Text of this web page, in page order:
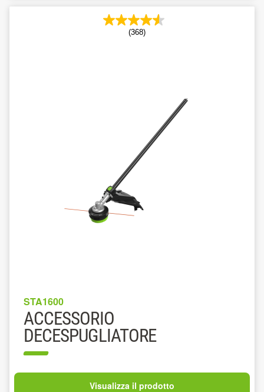
(368)
STA1600
ACCESSORIO
DECESPUGLIATORE
Visualizza il prodotto